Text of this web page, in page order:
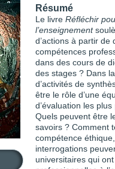
Résumé
Le livre Réfléchir
l’enseignement
d’actions à partir
compétences
dans des cours de
des stages ? Dans
d’activités de
être le rôle d’une
d’évaluation les
Quels peuvent être
savoirs ? Comment
compétence
interrogations
universitaires qui